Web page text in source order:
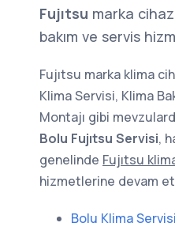
Fujıtsu marka
bakım ve servis
Fujıtsu marka klima
Klima Servisi, Klima
Montajı gibi
Bolu Fujıtsu Servisi,
genelinde Fujıtsu
hizmetlerine devam
Bolu Klima Servisi